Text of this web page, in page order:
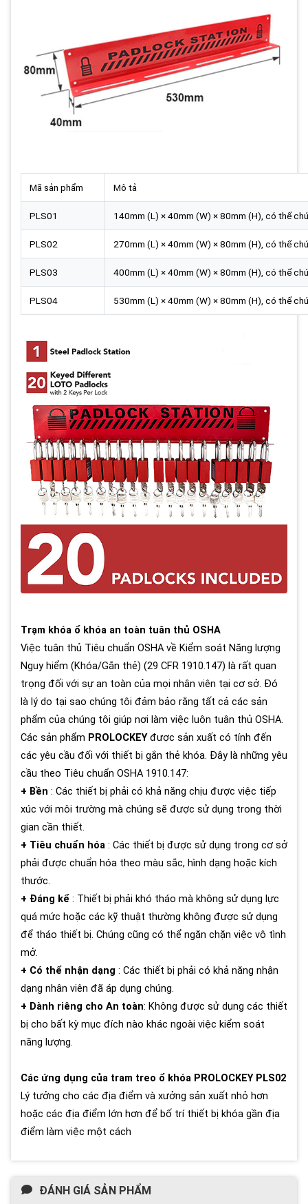
Mã sản phẩm Mô tả
PLS01 140mm (L) × 40mm (W) × 80mm (H), có thể
PLS02 270mm (L) × 40mm (W) × 80mm (H), có thể
PLS03 400mm (L) × 40mm (W) × 80mm (H), có thể
PLS04 530mm (L) × 40mm (W) × 80mm (H), có thể
Trạm khóa ổ khóa an toàn tuân thủ OSHA
Việc tuân thủ Tiêu chuẩn OSHA về Kiểm soát Năng lượng
Nguy hiểm (Khóa/Gắn thẻ) (29 CFR 1910.147) là rất quan
trọng đối với sự an toàn của mọi nhân viên tại cơ sở. Đó
là lý do tại sao chúng tôi đảm bảo rằng tất cả các sản
phẩm của chúng tôi giúp nơi làm việc luôn tuân thủ OSHA.
Các sản phẩm PROLOCKEYđược sản xuất có tính đến
các yêu cầu đối với thiết bị gắn thẻ khóa. Đây là những yêu
cầu theo Tiêu chuẩn OSHA 1910.147:
+ Bền : Các thiết bị phải có khả năng chịu được việc tiếp
xúc với môi trường mà chúng sẽ được sử dụng trong thời
gian cần thiết.
+ Tiêu chuẩn hóa : Các thiết bị được sử dụng trong cơ sở
phải được chuẩn hóa theo màu sắc, hình dạng hoặc kích
thước.
+ Đáng kể : Thiết bị phải khó tháo mà không sử dụng lực
quá mức hoặc các kỹ thuật thường không được sử dụng
để tháo thiết bị. Chúng cũng có thể ngăn chặn việc vô tình
mở.
+ Có thể nhận dạng : Các thiết bị phải có khả năng nhận
dạng nhân viên đã áp dụng chúng.
+ Dành riêng cho An toàn: Không được sử dụng các thiết
bị cho bất kỳ mục đích nào khác ngoài việc kiểm soát
năng lượng.
Các ứng dụng của tram treo ổ khóa PROLOCKEY PLS02
Lý tưởng cho các địa điểm và xưởng sản xuất nhỏ hơn
hoặc các địa điểm lớn hơn để bố trí thiết bị khóa gần địa
điểm làm việc một cách
ĐÁNH GIÁ SẢN PHẨM